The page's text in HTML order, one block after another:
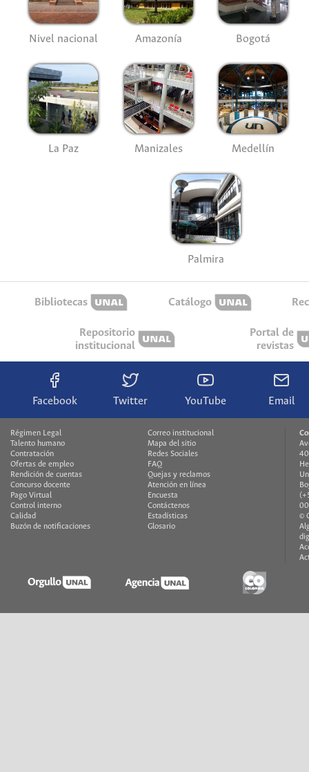
Nivel nacional Amazonía Bogotá
La Paz Manizales Medellín
Palmira
Bibliotecas Catálogo
Repositorio
institucional
Portal de
revistas
Facebook Twitter YouTube Email
Régimen Legal
Talento humano
Contratación
Ofertas de empleo
Rendición de cuentas
Concurso docente
Pago Virtual
Control interno
Calidad
Buzón de notificaciones
Correo institucional
Mapa del sitio
Redes Sociales
FAQ
Quejas y reclamos
Atención en línea
Encuesta
Contáctenos
Estadísticas
Glosario
©